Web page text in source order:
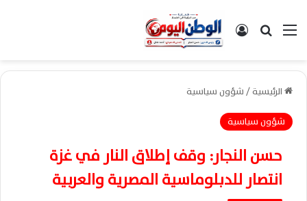
القائمةبحث عن تسجيل الدخول
الرئيسية/شؤون سياسية
شؤون سياسية
حسن النجار: وقف إطلاق النار في غزة
انتصار للدبلوماسية المصرية والعربية